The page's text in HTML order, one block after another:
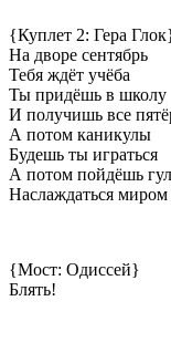
{Куплет 2: Гера
На дворе сентябрь
Тебя ждёт учёба
Ты придёшь в школу
И получишь все
А потом каникулы
Будешь ты играться
А потом пойдёшь
Наслаждаться миром
{Мост: Одиссей}
Блять!